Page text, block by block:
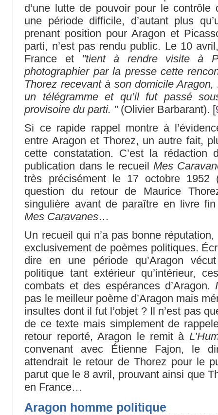
d’une lutte de pouvoir pour le
une période difficile, d’autant plus
prenant position pour Aragon et
parti, n’est pas rendu public. Le 10
France et "tient à rendre visite à
photographier par la presse cette
Thorez recevant à son domicile Aragon,
un télégramme et qu’il fut passé
provisoire du parti. "(Olivier Barbarant). [
Si ce rapide rappel montre à
entre Aragon et Thorez, un autre fait,
cette constatation. C’est la rédaction
publication dans le recueil Mes
très précisément le 17 octobre
question du retour de Maurice
singulière avant de paraître en livre
Mes Caravanes…
Un recueil qui n’a pas bonne
exclusivement de poèmes politiques.
dire en une période qu’Aragon
politique tant extérieur qu’intérieur,
combats et des espérances d’Aragon.
pas le meilleur poème d’Aragon mais
insultes dont il fut l’objet ? Il n’est pas
de ce texte mais simplement de
retour reporté, Aragon le remit à
convenant avec Étienne Fajon, le
attendrait le retour de Thorez pour le
parut que le 8 avril, prouvant ainsi que
en France…
Aragon homme politique